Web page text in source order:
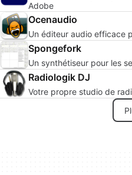
Adobe
Ocenaudio
Un éditeur audio efficace
Spongefork
Un synthétiseur pour les
Radiologik DJ
Votre propre studio de